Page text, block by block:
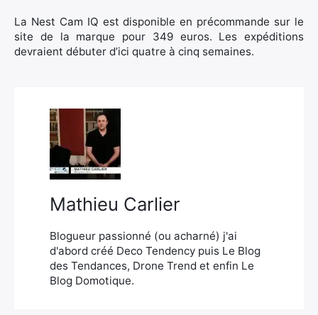
La Nest Cam IQ est disponible en précommande sur le
site de la marque pour 349 euros. Les expéditions
devraient débuter d’ici quatre à cinq semaines.
Mathieu Carlier
Blogueur passionné (ou acharné) j'ai
d'abord créé Deco Tendency puis Le Blog
des Tendances, Drone Trend et enfin Le
Blog Domotique.